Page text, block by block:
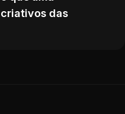
das